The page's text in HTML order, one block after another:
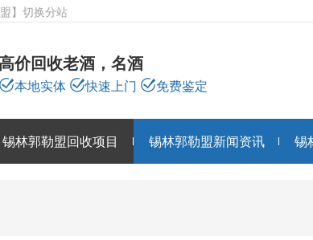
】 切换分站
价回收老酒，名酒
本地实体 快速上门 免费鉴定
锡林郭勒盟回收项目 锡林郭勒盟新闻资讯 锡